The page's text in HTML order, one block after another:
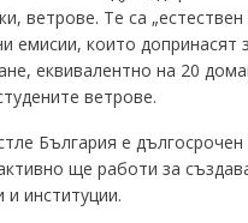
ветрове. Те са
емисии, които
еквивалентно на 20
ветрове.
България е
ще работи за
и институции.